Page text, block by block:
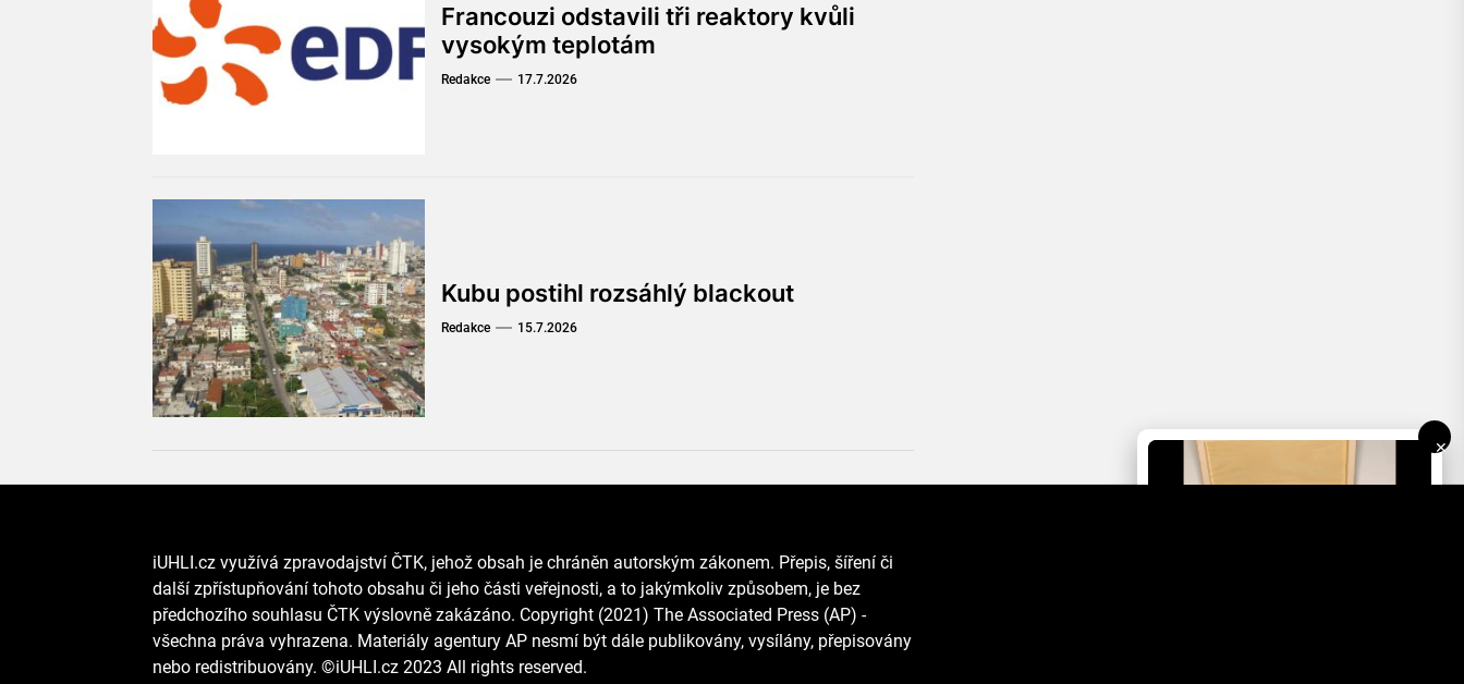
Francouzi odstavili tři reaktory kvůli
vysokým teplotám
Redakce 17.7.2026
Kubu postihl rozsáhlý blackout
Redakce 15.7.2026
✕
iUHLI.cz využívá zpravodajství ČTK, jehož obsah je chráněn autorským zákonem. Přepis, šíření či
další zpřístupňování tohoto obsahu či jeho části veřejnosti, a to jakýmkoliv způsobem, je bez
předchozího souhlasu ČTK výslovně zakázáno. Copyright (2021) The Associated Press (AP) -
všechna práva vyhrazena. Materiály agentury AP nesmí být dále publikovány, vysílány, přepisovány
nebo redistribuovány. ©iUHLI.cz 2023 All rights reserved.